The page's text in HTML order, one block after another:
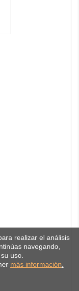
realizar el análisis
navegando,
uso.
más información